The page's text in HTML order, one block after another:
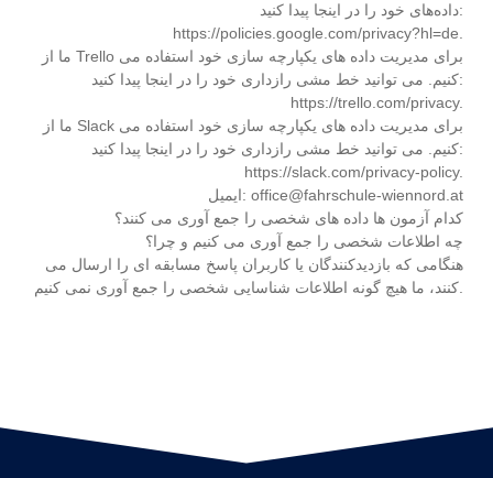
داده‌های خود را در اینجا پیدا کنید:
https://policies.google.com/privacy?hl=de.
ما از Trello برای مدیریت داده های یکپارچه سازی خود استفاده می
کنیم. می توانید خط مشی رازداری خود را در اینجا پیدا کنید:
https://trello.com/privacy.
ما از Slack برای مدیریت داده های یکپارچه سازی خود استفاده می
کنیم. می توانید خط مشی رازداری خود را در اینجا پیدا کنید:
https://slack.com/privacy-policy.
ایمیل: office@fahrschule-wiennord.at
کدام آزمون ها داده های شخصی را جمع آوری می کنند؟
چه اطلاعات شخصی را جمع آوری می کنیم و چرا؟
هنگامی که بازدیدکنندگان یا کاربران پاسخ مسابقه ای را ارسال می
کنند، ما هیچ گونه اطلاعات شناسایی شخصی را جمع آوری نمی کنیم.